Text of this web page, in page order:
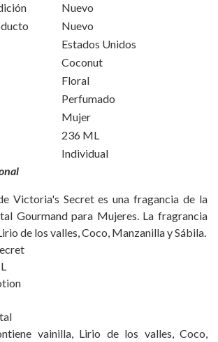
Nuevo
Nuevo
Estados Unidos
Coconut
Floral
Perfumado
Mujer
236 ML
Individual
Victoria's Secret es una fragancia de la
Gourmand para Mujeres. La fragrancia
de los valles, Coco, Manzanilla y Sábila.
vainilla, Lirio de los valles, Coco,